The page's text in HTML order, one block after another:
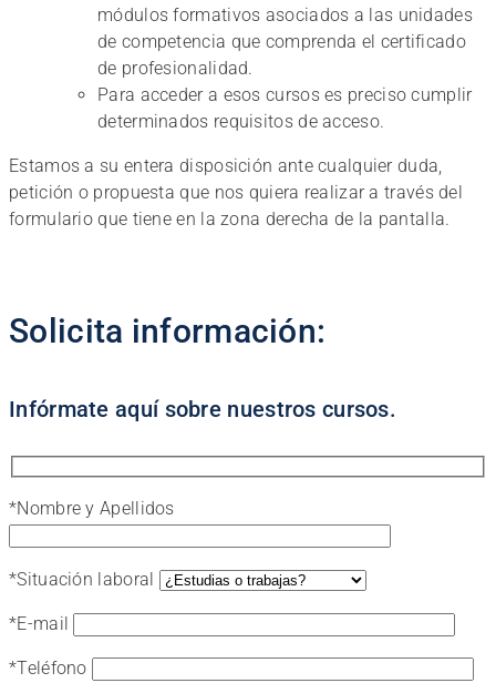
módulos formativos asociados a las unidades
de competencia que comprenda el certificado
de profesionalidad.
Para acceder a esos cursos es preciso cumplir
determinados requisitos de acceso.
Estamos a su entera disposición ante cualquier duda,
petición o propuesta que nos quiera realizar a través del
formulario que tiene en la zona derecha de la pantalla.
Solicita información:
Infórmate aquí sobre nuestros cursos.
*Nombre y Apellidos
*Situación laboral
*E-mail
*Teléfono